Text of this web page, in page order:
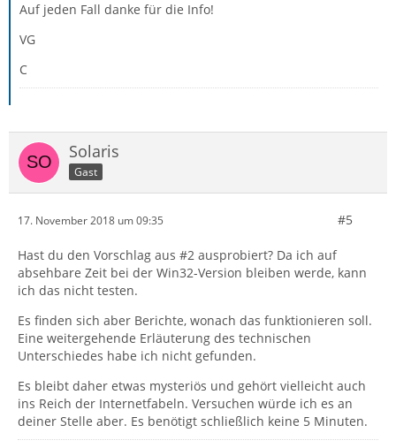
Auf jeden Fall danke für die Info!
VG
C
Solaris
Gast
17. November 2018 um 09:35 #5
Hast du den Vorschlag aus #2 ausprobiert? Da ich auf
absehbare Zeit bei der Win32-Version bleiben werde, kann
ich das nicht testen.
Es finden sich aber Berichte, wonach das funktionieren soll.
Eine weitergehende Erläuterung des technischen
Unterschiedes habe ich nicht gefunden.
Es bleibt daher etwas mysteriös und gehört vielleicht auch
ins Reich der Internetfabeln. Versuchen würde ich es an
deiner Stelle aber. Es benötigt schließlich keine 5 Minuten.